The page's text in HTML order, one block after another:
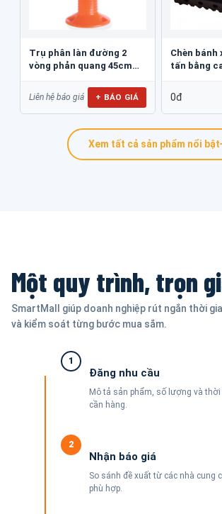
Trụ phân làn đường 2
vòng phản quang 45cm
Liên hệ báo giá + BÁO GIÁ
Chèn bánh
tấn bằng
0đ
Xem tất cả sản phẩm nổi bật
Một quy trình, trọn
SmartMall giúp doanh nghiệp rút ngắn thời
và kiểm soát từng bước mua sắm.
1
Đăng nhu cầu
Mô tả sản phẩm, số lượng và thời
cần hàng.
2
Nhận báo giá
So sánh đề xuất từ các nhà cung
phù hợp.